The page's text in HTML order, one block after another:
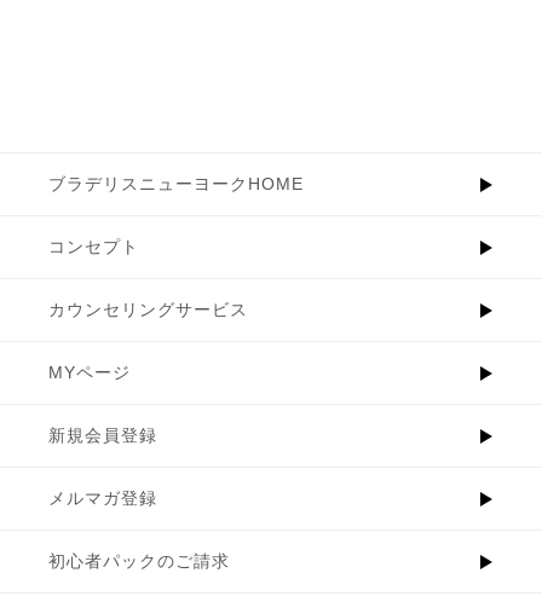
ブラデリスニューヨークHOME
コンセプト
カウンセリングサービス
MYページ
新規会員登録
メルマガ登録
初心者パックのご請求